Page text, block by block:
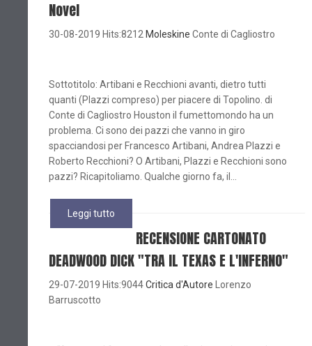
Novel
30-08-2019 Hits:8212 Moleskine Conte di Cagliostro
Sottotitolo: Artibani e Recchioni avanti, dietro tutti
quanti (Plazzi compreso) per piacere di Topolino. di
Conte di Cagliostro Houston il fumettomondo ha un
problema. Ci sono dei pazzi che vanno in giro
spacciandosi per Francesco Artibani, Andrea Plazzi e
Roberto Recchioni? O Artibani, Plazzi e Recchioni sono
pazzi? Ricapitoliamo. Qualche giorno fa, il...
Leggi tutto
RECENSIONE CARTONATO
DEADWOOD DICK "TRA IL TEXAS E L'INFERNO"
29-07-2019 Hits:9044Critica d'Autore Lorenzo
Barruscotto